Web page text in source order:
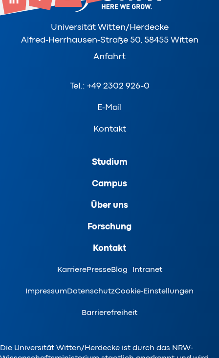
Universität Witten/Herdecke
Alfred-Herrhausen-Straße 50, 58455 Witten
Anfahrt
Tel.: +49 2302 926-0
E-Mail
Kontakt
Studium
Campus
Über uns
Forschung
Kontakt
KarrierePresseBlog Intranet
ImpressumDatenschutzCookie-Einstellungen
Barrierefreiheit
Die Universität Witten/Herdecke ist durch das NRW-